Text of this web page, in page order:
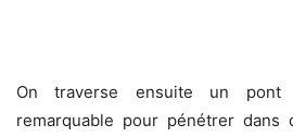
On traverse ensuite un
remarquable pour pénétrer